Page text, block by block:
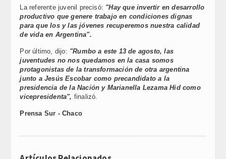
La referente juvenil precisó: "Hay que invertir en desarrollo
productivo que genere trabajo en condiciones dignas
para que los y las jóvenes recuperemos nuestra calidad
de vida en Argentina".
Por último, dijo: "Rumbo a este 13 de agosto, las
juventudes no nos quedamos en la casa somos
protagonistas de la transformación de otra argentina
junto a Jesús Escobar como precandidato a la
presidencia de la Nación y Marianella Lezama Hid como
vicepresidenta", finalizó.
Prensa Sur - Chaco